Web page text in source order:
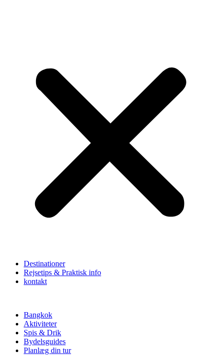
Destinationer
Rejsetips & Praktisk info
kontakt
Bangkok
Aktiviteter
Spis & Drik
Bydelsguides
Planlæg din tur